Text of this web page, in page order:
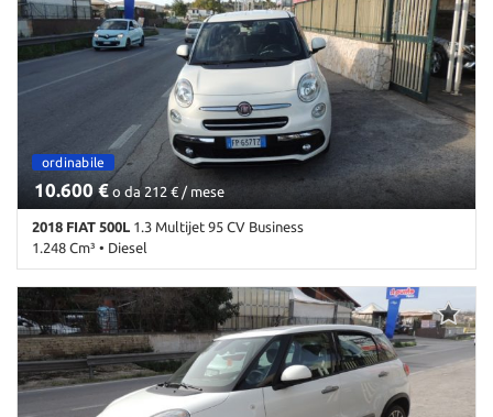
lega • Chiusura centralizzata • Climatizzatore • Climatizzatore
automatico, 2 zone • Controllo trazione • Cronologia tagliandi •
Cruise Control • ESP • Fendinebbia • Immobilizzatore elettronico •
Pacchetto sportivo • Sensore di luce • Sensore di pioggia • Sensori
di parcheggio posteriori • Servosterzo • Specchietti laterali
elettrici • Tetto panorama
ordinabile
10.600 € o da 212 € / mese
2018 FIAT 500L 1.3 Multijet 95 CV Business
1.248 Cm³ • Diesel
180.000 Km • Cambio Manuale (5) • Antracite pastello • 5 Porte •
Airbag • Airbag Passeggero • Alzacristalli elettrici • Autoradio •
Autoradio digitale • Bluetooth • Cerchi in lega • Chiusura
centralizzata telecomandata • Climatizzatore • Controllo trazione •
Cronologia tagliandi • ESP • Fendinebbia • Luci diurne • MP3 •
Sensore di pioggia • Navigatore satellitare • Start/Stop
Automatico • USB